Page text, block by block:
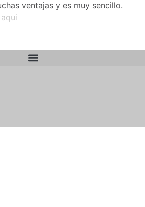
ventajas y es muy sencillo.
aqui